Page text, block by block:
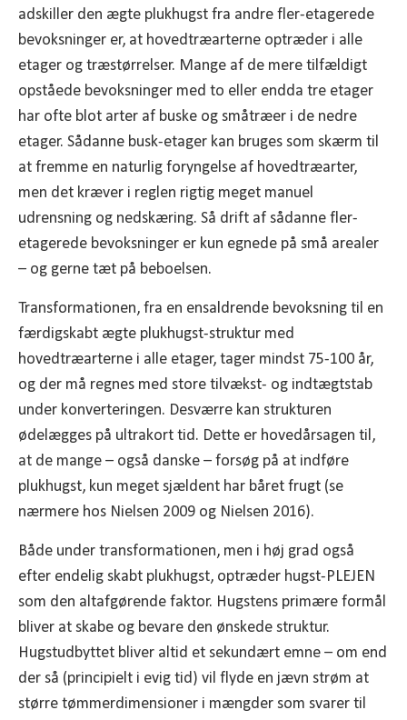
adskiller den ægte plukhugst fra andre fler-etagerede
bevoksninger er, at hovedtræarterne optræder i alle
etager og træstørrelser. Mange af de mere tilfældigt
opståede bevoksninger med to eller endda tre etager
har ofte blot arter af buske og småtræer i de nedre
etager. Sådanne busk-etager kan bruges som skærm til
at fremme en naturlig foryngelse af hovedtræarter,
men det kræver i reglen rigtig meget manuel
udrensning og nedskæring. Så drift af sådanne fler-
etagerede bevoksninger er kun egnede på små arealer
– og gerne tæt på beboelsen.
Transformationen, fra en ensaldrende bevoksning til en
færdigskabt ægte plukhugst-struktur med
hovedtræarterne i alle etager, tager mindst 75-100 år,
og der må regnes med store tilvækst- og indtægtstab
under konverteringen. Desværre kan strukturen
ødelægges på ultrakort tid. Dette er hovedårsagen til,
at de mange – også danske – forsøg på at indføre
plukhugst, kun meget sjældent har båret frugt (se
nærmere hos Nielsen 2009 og Nielsen 2016).
Både under transformationen, men i høj grad også
efter endelig skabt plukhugst, optræder hugst-PLEJEN
som den altafgørende faktor. Hugstens primære formål
bliver at skabe og bevare den ønskede struktur.
Hugstudbyttet bliver altid et sekundært emne – om end
der så (principielt i evig tid) vil flyde en jævn strøm at
større tømmerdimensioner i mængder som svarer til